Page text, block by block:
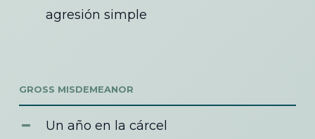
agresión simple
GROSS MISDEMEANOR
Un año en la cárcel